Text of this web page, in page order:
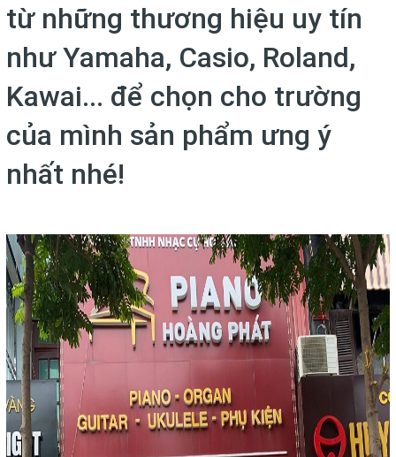
từ những thương hiệu uy tín
như Yamaha, Casio, Roland,
Kawai... để chọn cho trường
của mình sản phẩm ưng ý
nhất nhé!